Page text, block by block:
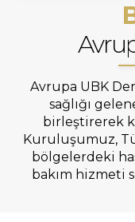
Avrupa UBK
sağlığı
birleştirerek
Kuruluşumuz,
bölgelerdeki
bakım hizmeti